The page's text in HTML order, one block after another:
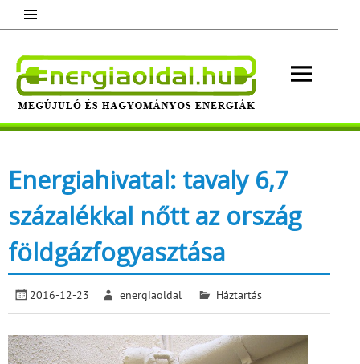
content
Megújuló és hagyományos energiák.
Energiahivatal: tavaly 6,7
százalékkal nőtt az ország
földgázfogyasztása
2016-12-23 energiaoldal Háztartás